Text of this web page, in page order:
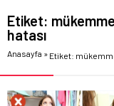
Etiket:
hatası
Anasayfa » Etiket: